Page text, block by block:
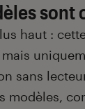
sont
haut :
mais
sans
modèles,